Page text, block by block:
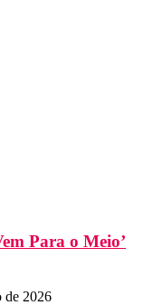
Para o Meio’
de 2026